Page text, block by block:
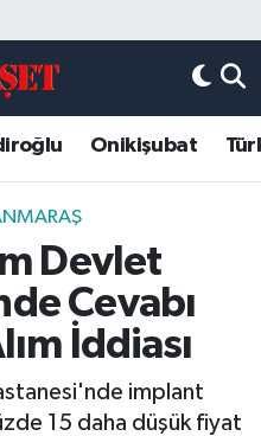
Onikişubat
Devlet
Cevabı
İddiası
implant
15 daha düşük fiyat
Eczaneler
Yoğunluk Haritası
ve Fikstür